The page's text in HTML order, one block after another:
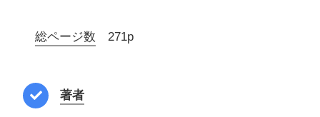
総ページ数 271p
著者